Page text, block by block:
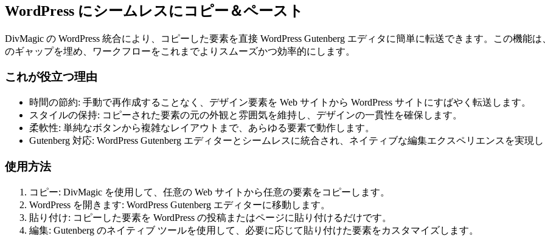
WordPress にシームレスにコピー＆ペースト
DivMagic の WordPress 統合により、コピーした要素を直接 WordPress Gutenberg エディタに簡単に転送できます。この機能
のギャップを埋め、ワークフローをこれまでよりスムーズかつ効率的にします。
これが役立つ理由
時間の節約: 手動で再作成することなく、デザイン要素を Web サイトから WordPress サイトにすばやく転送します。
スタイルの保持: コピーされた要素の元の外観と雰囲気を維持し、デザインの一貫性を確保します。
柔軟性: 単純なボタンから複雑なレイアウトまで、あらゆる要素で動作します。
Gutenberg 対応: WordPress Gutenberg エディターとシームレスに統合され、ネイティブな編集エクスペリエンスを実現し
使用方法
コピー: DivMagic を使用して、任意の Web サイトから任意の要素をコピーします。
WordPress を開きます: WordPress Gutenberg エディターに移動します。
貼り付け: コピーした要素を WordPress の投稿またはページに貼り付けるだけです。
編集: Gutenberg のネイティブ ツールを使用して、必要に応じて貼り付けた要素をカスタマイズします。